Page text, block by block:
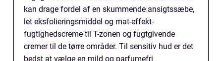
kan drage fordel af en skummende ansigtssæbe,
let eksfolieringsmiddel og mat-effekt-
fugtighedscreme til T-zonen og fugtgivende
cremer til de tørre områder. Til sensitiv hud er det
bedst at vælge en mild og parfumefri